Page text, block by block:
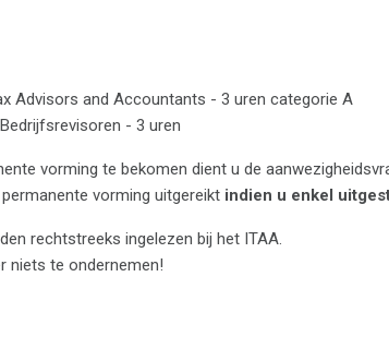
Advisors and Accountants - 3 uren categorie A
- 3 uren
vorming te bekomen dient u de
permanente vorming uitgereikt indien u enkel
rechtstreeks ingelezen bij het ITAA.
niets te ondernemen!